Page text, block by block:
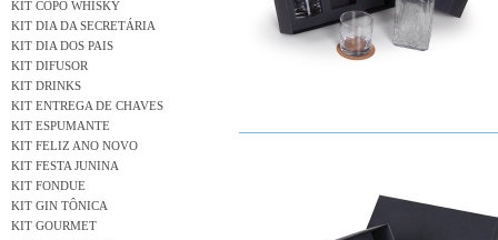
KIT COPO WHISKY
KIT DIA DA SECRETÁRIA
KIT DIA DOS PAIS
KIT DIFUSOR
KIT DRINKS
KIT ENTREGA DE CHAVES
KIT ESPUMANTE
KIT FELIZ ANO NOVO
KIT FESTA JUNINA
KIT FONDUE
KIT GIN TÔNICA
KIT GOURMET